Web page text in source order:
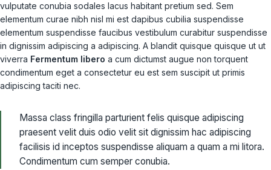
vulputate conubia sodales lacus habitant pretium sed. Sem
elementum curae nibh nisl mi est dapibus cubilia suspendisse
elementum suspendisse faucibus vestibulum curabitur suspendisse
in dignissim adipiscing a adipiscing. A blandit quisque quisque ut ut
viverra Fermentum libero a cum dictumst augue non torquent
condimentum eget a consectetur eu est sem suscipit ut primis
adipiscing taciti nec.
Massa class fringilla parturient felis quisque adipiscing
praesent velit duis odio velit sit dignissim hac adipiscing
facilisis id inceptos suspendisse aliquam a quam a mi litora.
Condimentum cum semper conubia.